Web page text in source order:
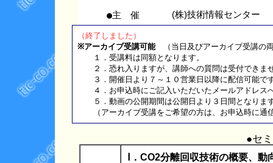
●主 催 (株)技術情報センター
（終了しました）
※アーカイブ受講可能（当日及びアーカイブ受講の両
１．受講料は同額となります。
２．恐れ入りますが、講師への質問は受付できま
３．開催日より７～１０営業日以降に配信可能で
４．お申込時にご記入いただいたメールアドレス
５．動画の公開期間は公開日より３日間となりま
（アーカイブ受講をご希望の方は、お申込時に通
●セ
Ⅰ．CO2分離回収技術の概要、動